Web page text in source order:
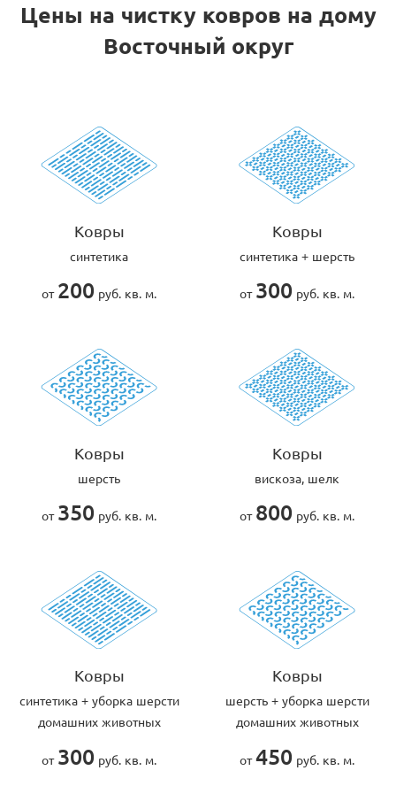
Цены на чистку ковров на дому
Восточный округ
Ковры
синтетика
от 200 руб. кв. м.
Ковры
синтетика + шерсть
от 300 руб. кв. м.
Ковры
шерсть
от 350 руб. кв. м.
Ковры
вискоза, шелк
от 800 руб. кв. м.
Ковры
cинтетика + уборка шерсти
домашних животных
от 300 руб. кв. м.
Ковры
шерсть + уборка шерсти
домашних животных
от450 руб. кв. м.